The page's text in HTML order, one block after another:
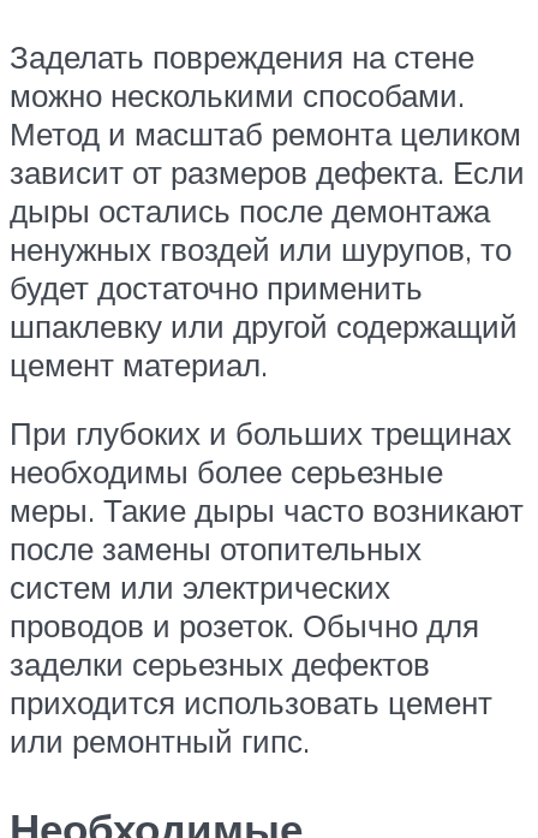
Заделать повреждения на стене
можно несколькими способами.
Метод и масштаб ремонта целиком
зависит от размеров дефекта. Если
дыры остались после демонтажа
ненужных гвоздей или шурупов, то
будет достаточно применить
шпаклевку или другой содержащий
цемент материал.
При глубоких и больших трещинах
необходимы более серьезные
меры. Такие дыры часто возникают
после замены отопительных
систем или электрических
проводов и розеток. Обычно для
заделки серьезных дефектов
приходится использовать цемент
или ремонтный гипс.